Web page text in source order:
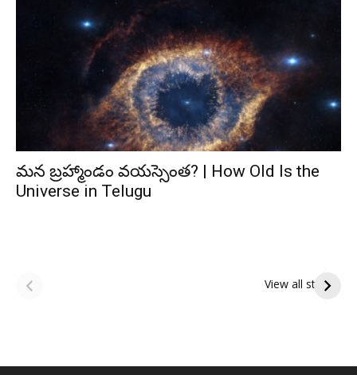
మన బ్రహ్మాండం వయస్సెంత? | How Old Is the
Universe in Telugu
View all stories
పితృదేవతల ఆశీర్వాదం
పొందే పవిత్ర రోజు
ఇంద్రకీలాద్రి గిరి ప్రదక్షిణ